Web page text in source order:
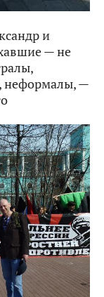
и
— не
неформалы, —